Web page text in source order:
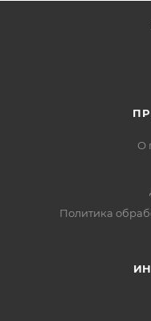
О
Политика